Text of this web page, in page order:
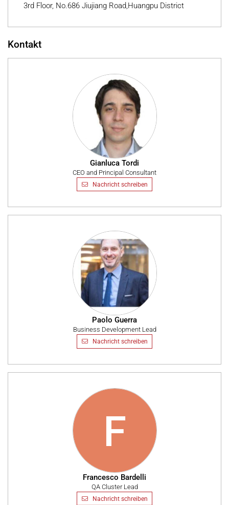
3rd Floor, No.686 Jiujiang Road,Huangpu District
Kontakt
Gianluca Tordi
CEO and Principal Consultant
Nachricht schreiben
Paolo Guerra
Business Development Lead
Nachricht schreiben
F
Francesco Bardelli
QA Cluster Lead
Nachricht schreiben